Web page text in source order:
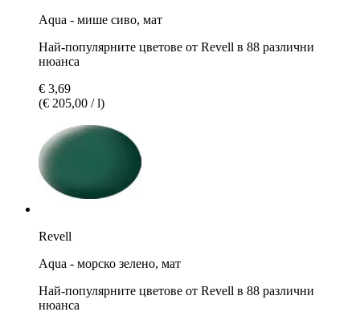
Aqua - мише сиво, мат
Най-популярните цветове от Revell в 88 различни
нюанса
€ 3,69
(€ 205,00 / l)
Revell
Aqua - морско зелено, мат
Най-популярните цветове от Revell в 88 различни
нюанса